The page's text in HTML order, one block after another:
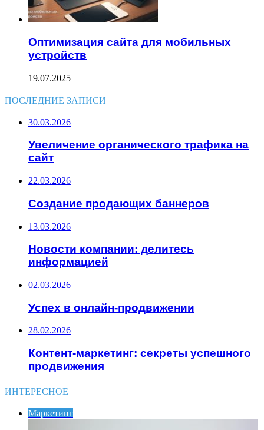
Оптимизация сайта для мобильных
устройств
19.07.2025
ПОСЛЕДНИЕ ЗАПИСИ
30.03.2026
Увеличение органического трафика на
сайт
22.03.2026
Создание продающих баннеров
13.03.2026
Новости компании: делитесь
информацией
02.03.2026
Успех в онлайн-продвижении
28.02.2026
Контент-маркетинг: секреты успешного
продвижения
ИНТЕРЕСНОЕ
Маркетинг